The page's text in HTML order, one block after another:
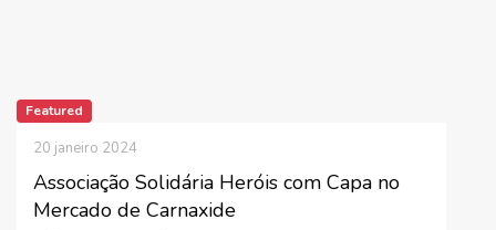
Featured
Associação Solidária Heróis com Capa no
Mercado de Carnaxide
20 janeiro 2024